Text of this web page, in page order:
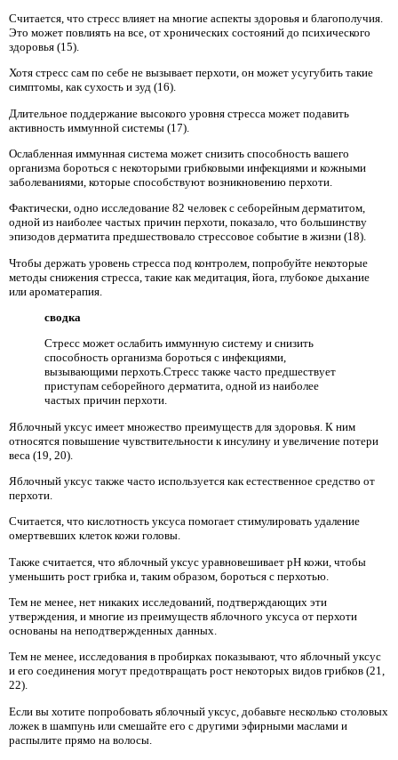
Считается, что стресс влияет на многие аспекты здоровья и благополучия.
Это может повлиять на все, от хронических состояний до психического
здоровья (15).
Хотя стресс сам по себе не вызывает перхоти, он может усугубить такие
симптомы, как сухость и зуд (16).
Длительное поддержание высокого уровня стресса может подавить
активность иммунной системы (17).
Ослабленная иммунная система может снизить способность вашего
организма бороться с некоторыми грибковыми инфекциями и кожными
заболеваниями, которые способствуют возникновению перхоти.
Фактически, одно исследование 82 человек с себорейным дерматитом,
одной из наиболее частых причин перхоти, показало, что большинству
эпизодов дерматита предшествовало стрессовое событие в жизни (18).
Чтобы держать уровень стресса под контролем, попробуйте некоторые
методы снижения стресса, такие как медитация, йога, глубокое дыхание
или ароматерапия.
сводка
Стресс может ослабить иммунную систему и снизить
способность организма бороться с инфекциями,
вызывающими перхоть.Стресс также часто предшествует
приступам себорейного дерматита, одной из наиболее
частых причин перхоти.
Яблочный уксус имеет множество преимуществ для здоровья. К ним
относятся повышение чувствительности к инсулину и увеличение потери
веса (19, 20).
Яблочный уксус также часто используется как естественное средство от
перхоти.
Считается, что кислотность уксуса помогает стимулировать удаление
омертвевших клеток кожи головы.
Также считается, что яблочный уксус уравновешивает pH кожи, чтобы
уменьшить рост грибка и, таким образом, бороться с перхотью.
Тем не менее, нет никаких исследований, подтверждающих эти
утверждения, и многие из преимуществ яблочного уксуса от перхоти
основаны на неподтвержденных данных.
Тем не менее, исследования в пробирках показывают, что яблочный уксус
и его соединения могут предотвращать рост некоторых видов грибков (21,
22).
Если вы хотите попробовать яблочный уксус, добавьте несколько столовых
ложек в шампунь или смешайте его с другими эфирными маслами и
распылите прямо на волосы.